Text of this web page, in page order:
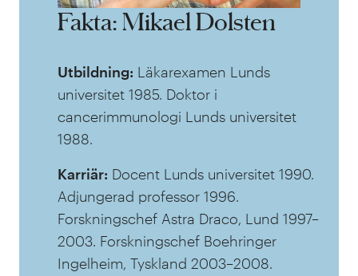
Fakta: Mikael Dolsten
Utbildning: Läkarexamen Lunds
universitet 1985. Doktor i
cancerimmunologi Lunds universitet
1988.
Karriär: Docent Lunds universitet 1990.
Adjungerad professor 1996.
Forskningschef Astra Draco, Lund 1997–
2003. Forskningschef Boehringer
Ingelheim, Tyskland 2003–2008.